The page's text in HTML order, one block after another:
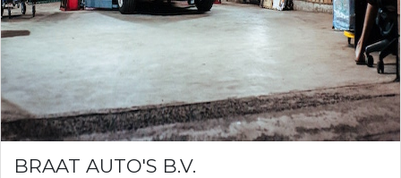
BRAAT AUTO'S B.V.